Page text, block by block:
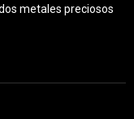
metales preciosos